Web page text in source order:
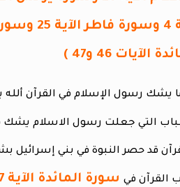
46 و47 )
سورة المائدة الآية 47